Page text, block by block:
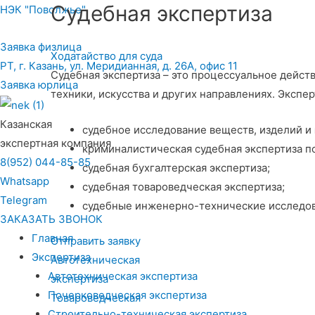
НЭК "Поволжье"
Заявка физлица
РТ, г. Казань, ул. Меридианная, д. 26А, офис 11
Заявка юрлица
Казанская
экспертная компания
8(952) 044-85-85
Whatsapp
Telegram
ЗАКАЗАТЬ ЗВОНОК
Главная
Экспертиза
Автотехническая экспертиза
Почерковедческая экспертиза
Судебная экспертиза
Ходатайство для суда
Судебная экспертиза – это процессуальное
техники, искусства и других направлениях.
судебное исследование веществ, изделий и
криминалистическая судебная экспертиза
судебная бухгалтерская экспертиза;
судебная товароведческая экспертиза;
судебные инженерно-технические
Отправить заявку
Автотехническая
экспертиза
Товароведческая